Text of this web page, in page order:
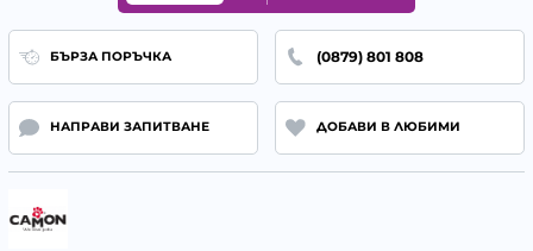
БЪРЗА ПОРЪЧКА (0879) 801 808
НАПРАВИ ЗАПИТВАНЕ ДОБАВИ В ЛЮБИМИ